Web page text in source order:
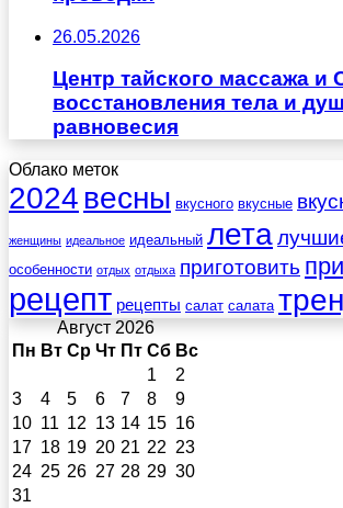
26.05.2026
Центр тайского массажа и
восстановления тела и
равновесия
Облако меток
2024 весны вкусного вкусные
женщины идеальное идеальный лета
особенности отдых отдыха приготовить
рецепт рецепты салат салата
Август 2026
Пн Вт Ср Чт Пт Сб Вс
1
2
3
4 5 6 7 8
9
10 11 12 13 14 15 16
17 18 19 20 21 22 23
24 25 26 27 28 29 30
31